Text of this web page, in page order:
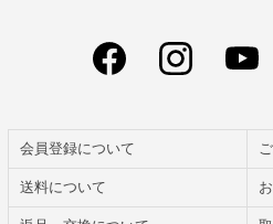
会員登録について
送料について